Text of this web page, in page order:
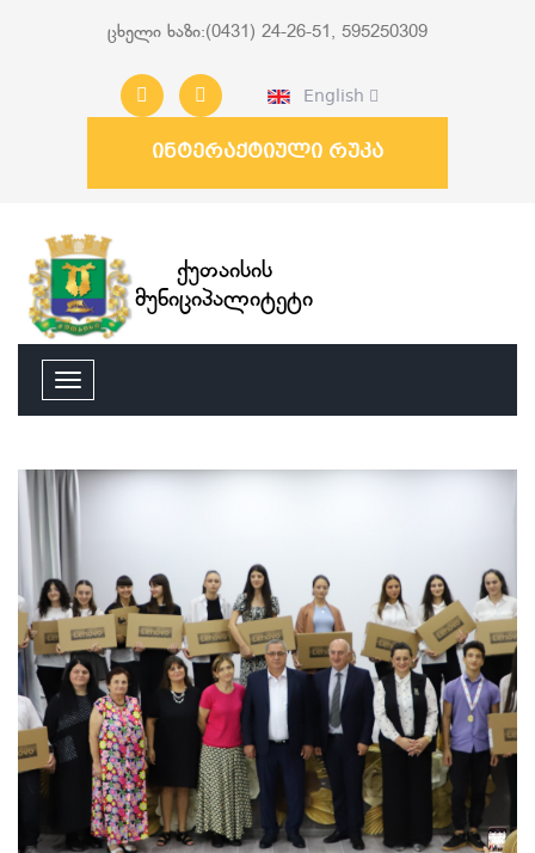
ცხელი ხაზი:(0431) 24-26-51, 595250309
English
ინტერაქტიული რუკა
ქუთაისის
მუნიციპალიტეტი